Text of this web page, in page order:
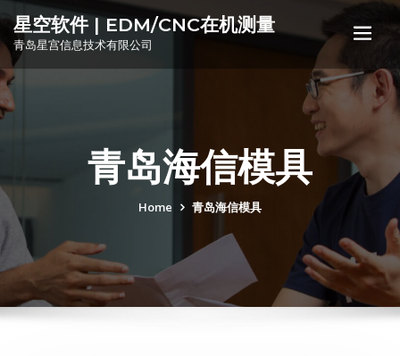
星空软件 | EDM/CNC在机测量
青岛星宫信息技术有限公司
青岛海信模具
Home 青岛海信模具